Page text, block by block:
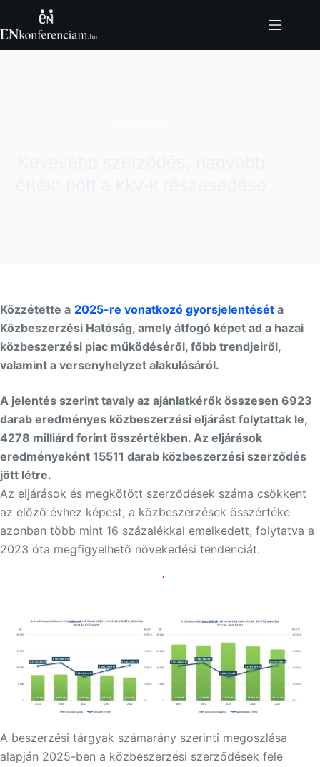
to
Közzétette a 2025-re vonatkozó gyorsjelentését a
Közbeszerzési Hatóság, amely átfogó képet ad a hazai
közbeszerzési piac működéséről, főbb trendjeiről,
valamint a versenyhelyzet alakulásáról.
A jelentés szerint tavaly az ajánlatkérők összesen 6923
darab eredményes közbeszerzési eljárást folytattak le,
4278 milliárd forint összértékben. Az eljárások
eredményeként 15511 darab közbeszerzési szerződés
jött létre.
Az eljárások és megkötött szerződések száma csökkent
az előző évhez képest, a közbeszerzések összértéke
azonban több mint 16 százalékkal emelkedett, folytatva a
2023 óta megfigyelhető növekedési tendenciát.
A beszerzési tárgyak számarány szerinti megoszlása
alapján 2025-ben a közbeszerzési szerződések fele